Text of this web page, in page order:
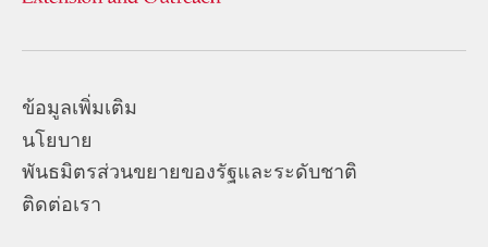
ข้อมูลเพิ่มเติม
นโยบาย
พันธมิตรส่วนขยายของรัฐและระดับชาติ
ติดต่อเรา